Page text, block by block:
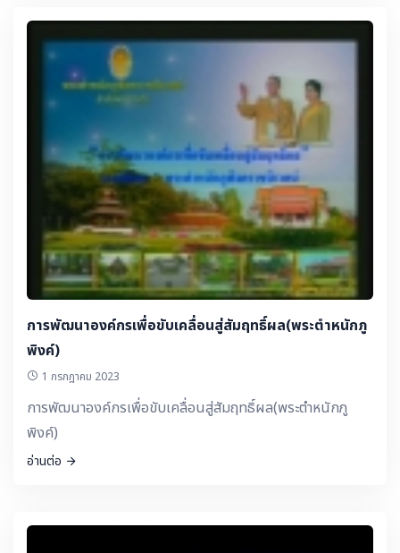
การพัฒนาองค์กรเพื่อขับเคลื่อนสู่สัมฤทธิ์ผล(พระตำหนักภู
พิงค์)
1 กรกฎาคม 2023
การพัฒนาองค์กรเพื่อขับเคลื่อนสู่สัมฤทธิ์ผล(พระตำหนักภู
พิงค์)
อ่านต่อ